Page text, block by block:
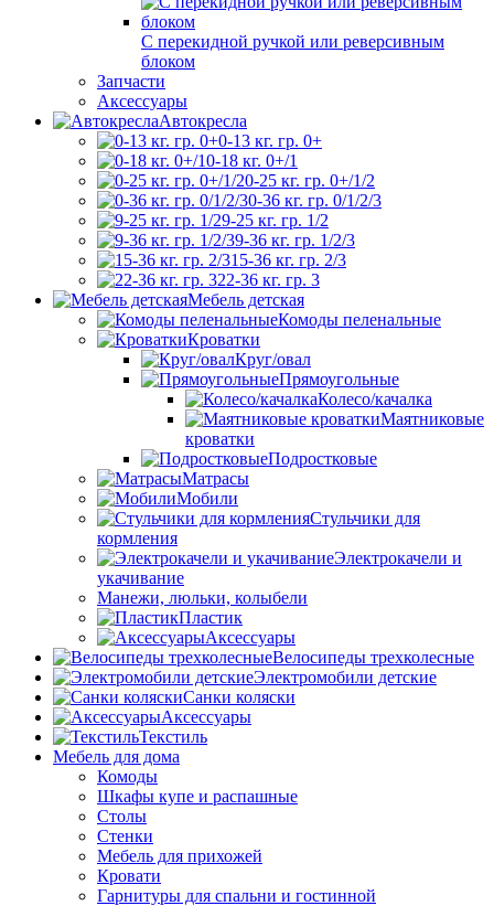
С перекидной ручкой или реверсивным
блоком
Запчасти
Аксессуары
Автокресла
0-13 кг. гр. 0+
0-18 кг. 0+/1
0-25 кг. гр. 0+/1/2
0-36 кг. гр. 0/1/2/3
9-25 кг. гр. 1/2
9-36 кг. гр. 1/2/3
15-36 кг. гр. 2/3
22-36 кг. гр. 3
Мебель детская
Комоды пеленальные
Кроватки
Круг/овал
Прямоугольные
Колесо/качалка
Маятниковые
кроватки
Подростковые
Матрасы
Мобили
Стульчики для
кормления
Электрокачели и
укачивание
Манежи, люльки, колыбели
Пластик
Аксессуары
Велосипеды трехколесные
Электромобили детские
Санки коляски
Аксессуары
Текстиль
Мебель для дома
Комоды
Шкафы купе и распашные
Столы
Стенки
Мебель для прихожей
Кровати
Гарнитуры для спальни и гостинной